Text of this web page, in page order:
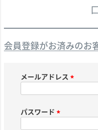
会員登録がお済みのお
メールアドレス
)
パスワード